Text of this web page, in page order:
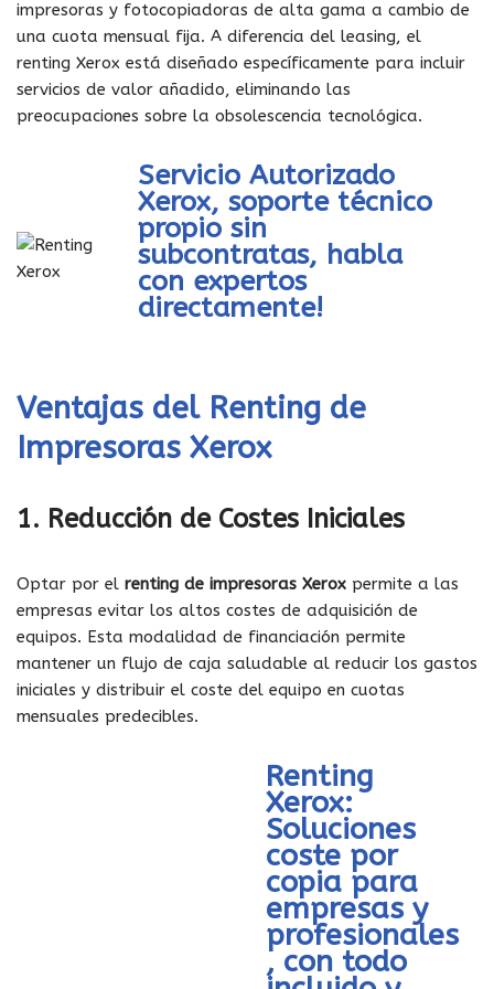
impresoras y fotocopiadoras de alta gama a cambio de
una cuota mensual fija. A diferencia del leasing, el
renting Xerox está diseñado específicamente para incluir
servicios de valor añadido, eliminando las
preocupaciones sobre la obsolescencia tecnológica.
Servicio Autorizado
Xerox, soporte técnico
propio sin
subcontratas, habla
con expertos
directamente!
Ventajas del Renting de
Impresoras Xerox
1. Reducción de Costes Iniciales
Optar por el renting de impresoras Xerox permite a las
empresas evitar los altos costes de adquisición de
equipos. Esta modalidad de financiación permite
mantener un flujo de caja saludable al reducir los gastos
iniciales y distribuir el coste del equipo en cuotas
mensuales predecibles.
Renting
Xerox:
Soluciones
coste por
copia para
empresas y
profesionales
, con todo